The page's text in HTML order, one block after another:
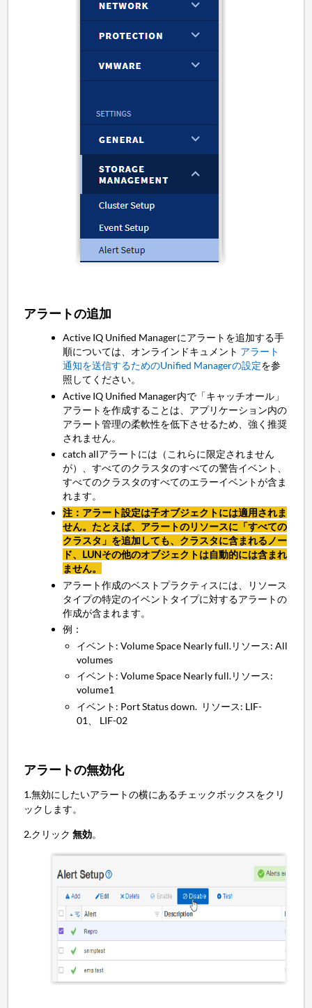
アラートの追加
Active IQ Unified Managerにアラートを追加する手
順については、オンラインドキュメント アラート
通知を送信するためのUnified Managerの設定を参
照してください。
Active IQ Unified Manager内で「キャッチオール」
アラートを作成することは、アプリケーション内の
アラート管理の柔軟性を低下させるため、強く推奨
されません。
catch allアラートには（これらに限定されません
が）、すべてのクラスタのすべての警告イベント、
すべてのクラスタのすべてのエラーイベントが含ま
れます。
注：アラート設定は子オブジェクトには適用されま
せん。たとえば、アラートのリソースに「すべての
クラスタ」を追加しても、クラスタに含まれるノー
ド、 LUNその他のオブジェクトは自動的には含まれ
ません。
アラート作成のベストプラクティスには、リソース
タイプの特定のイベントタイプに対するアラートの
作成が含まれます。
例：
イベント: Volume Space Nearly full.リソース: All
volumes
イベント: Volume Space Nearly full.リソース:
volume1
イベント: Port Status down. リソース: LIF-
01、 LIF-02
アラートの無効化
1.無効にしたいアラートの横にあるチェックボックスをクリ
ックします。
2.クリック 無効。